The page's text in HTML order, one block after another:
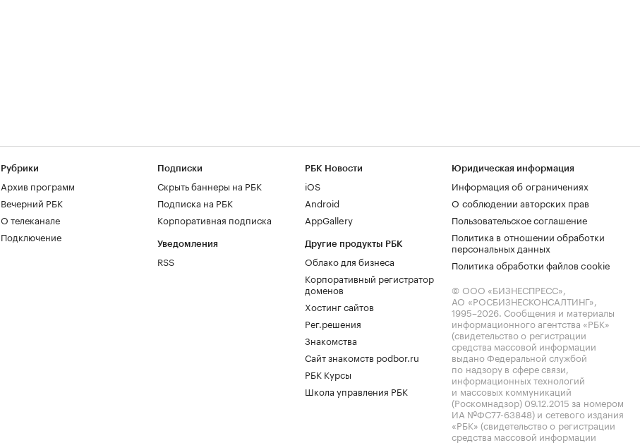
Рубрики
Архив программ
Вечерний РБК
О телеканале
Подключение
Подписки
Скрыть баннеры на РБК
Подписка на РБК
Корпоративная подписка
Уведомления
RSS
РБК Новости
iOS
Android
AppGallery
Другие продукты РБК
Облако для бизнеса
Корпоративный регистратор
доменов
Хостинг сайтов
Рег.решения
Знакомства
Сайт знакомств podbor.ru
РБК Курсы
Школа управления РБК
Юридическая информация
Информация об ограничениях
О соблюдении авторских прав
Пользовательское соглашение
Политика в отношении обработки
персональных данных
Политика обработки файлов cookie
© ООО «БИЗНЕСПРЕСС»,
АО «РОСБИЗНЕСКОНСАЛТИНГ»,
1995–2026. Сообщения и материалы
информационного агентства «РБК»
(свидетельство о регистрации
средства массовой информации
выдано Федеральной службой
по надзору в сфере связи,
информационных технологий
и массовых коммуникаций
(Роскомнадзор) 09.12.2015 за номером
ИА №ФС77-63848) и сетевого издания
«РБК» (свидетельство о регистрации
средства массовой информации